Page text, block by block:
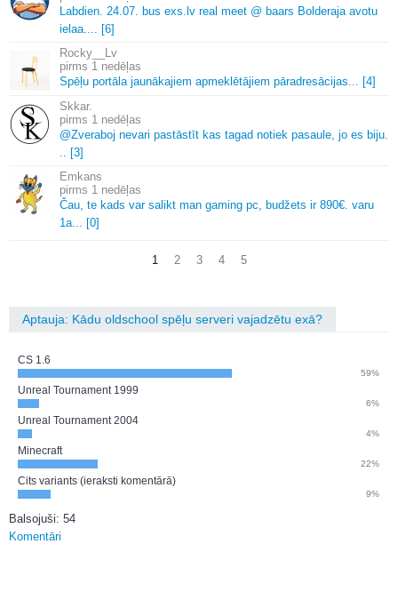
Labdien. 24.07. bus exs. lv real meet @ baars Bolderaja avotu
ielaa.... [6]
Rocky__Lv
1 nedēļas
Spēļu portāla jaunākajiem apmeklētājiem pāradresācijas... [4]
Skkar.
1 nedēļas
@Zveraboj nevari pastāstīt kas tagad notiek pasaule, jo es biju.
.. [3]
Emkans
1 nedēļas
Čau, te kads var salikt man gaming pc, budžets ir 890€. varu
1a... [0]
1 2 3 4 5
Aptauja: Kādu oldschool spēļu serveri vajadzētu exā?
CS 1.6
59%
Unreal Tournament 1999
6%
Unreal Tournament 2004
4%
Minecraft
22%
Cits variants (ieraksti komentārā)
9%
Balsojuši: 54
Komentāri